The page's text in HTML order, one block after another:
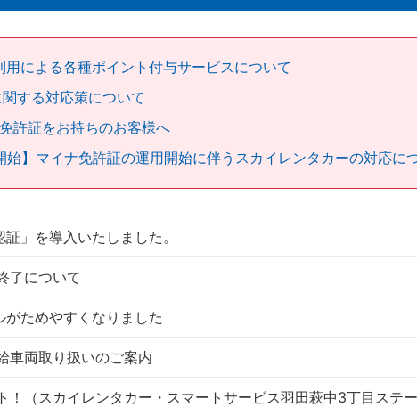
用による各種ポイント付与サービスについて
する対応策について
許証をお持ちのお客様へ
始】マイナ免許証の運用開始に伴うスカイレンタカーの対応に
」を導入いたしました。
了について
ためやすくなりました
車両取り扱いのご案内
！（スカイレンタカー・スマートサービス羽田萩中3丁目ステ